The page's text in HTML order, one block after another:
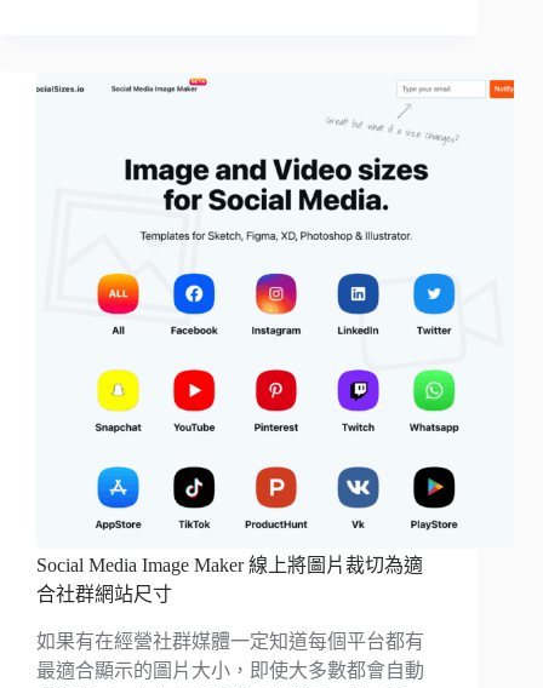
Social Media Image Maker 線上將圖片裁切為適
合社群網站尺寸
如果有在經營社群媒體一定知道每個平台都有
最適合顯示的圖片大小，即使大多數都會自動